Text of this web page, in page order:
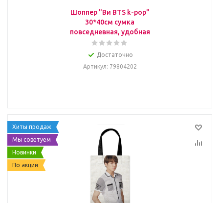
Шоппер "Ви BTS k-pop"
30*40см сумка
повседневная, удобная
Достаточно
Артикул: 79804202
Хиты продаж
Мы советуем
Новинки
По акции